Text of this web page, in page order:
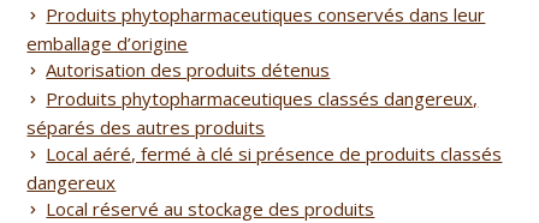
Produits phytopharmaceutiques conservés dans leur
emballage d’origine
Autorisation des produits détenus
Produits phytopharmaceutiques classés dangereux,
séparés des autres produits
Local aéré, fermé à clé si présence de produits classés
dangereux
Local réservé au stockage des produits